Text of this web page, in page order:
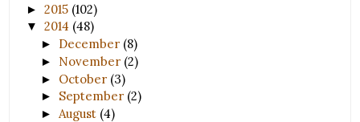
►2015 (102)
▼2014 (48)
► December (8)
► November (2)
► October (3)
► September (2)
► August (4)